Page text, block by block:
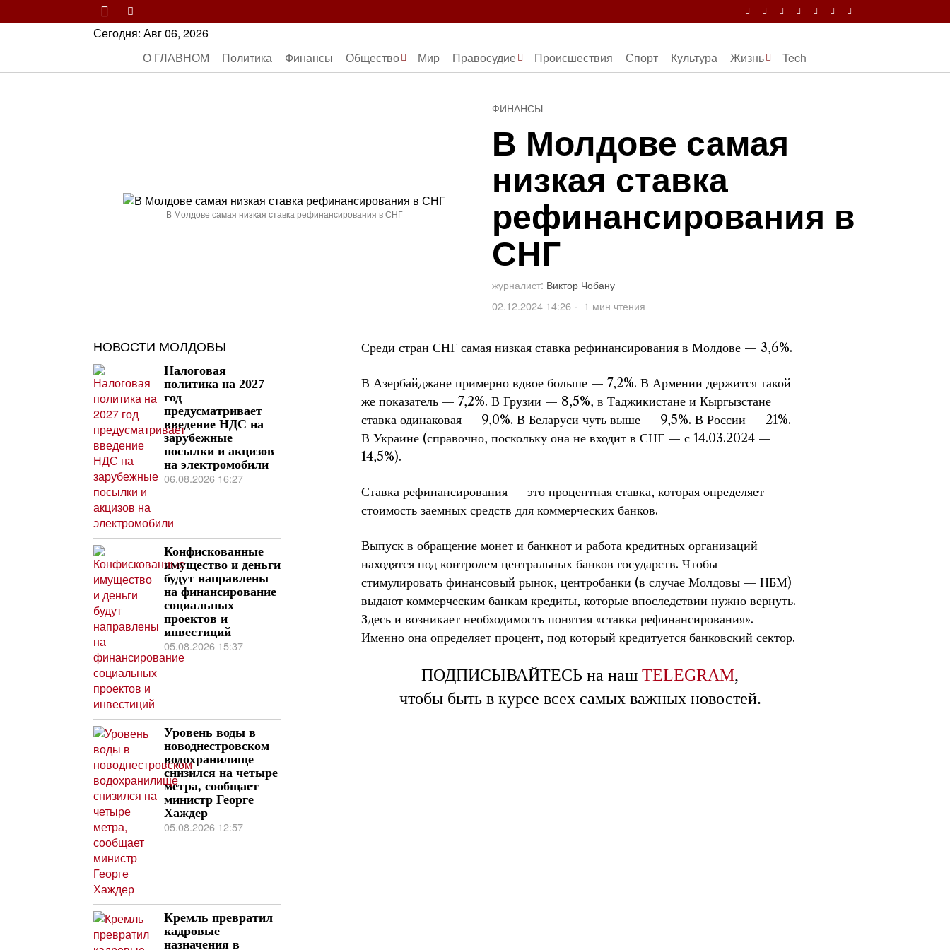
Сегодня: Авг 06, 2026
О ГЛАВНОМ
Политика Финансы Общество Мир Правосудие Происшествия Спорт Культура Жизнь Tech
В Молдове самая низкая ставка рефинансирования в СНГ
ФИНАНСЫ
В Молдове самая
низкая ставка
рефинансирования в
СНГ
журналист: Виктор Чобану
02.12.2024 14:26
1 мин чтения
Среди стран СНГ самая низкая ставка рефинансирования в Молдове — 3,6%.
В Азербайджане примерно вдвое больше — 7,2%. В Армении держится такой
же показатель — 7,2%. В Грузии — 8,5%, в Таджикистане и Кыргызстане
ставка одинаковая — 9,0%. В Беларуси чуть выше — 9,5%. В России — 21%.
В Украине (справочно, поскольку она не входит в СНГ — с 14.03.2024 —
14,5%).
Ставка рефинансирования — это процентная ставка, которая определяет
стоимость заемных средств для коммерческих банков.
Выпуск в обращение монет и банкнот и работа кредитных организаций
находятся под контролем центральных банков государств. Чтобы
стимулировать финансовый рынок, центробанки (в случае Молдовы — НБМ)
выдают коммерческим банкам кредиты, которые впоследствии нужно вернуть.
Здесь и возникает необходимость понятия «ставка рефинансирования».
Именно она определяет процент, под который кредитуется банковский сектор.
ПОДПИСЫВАЙТЕСЬ на наш TELEGRAM,
чтобы быть в курсе всех самых важных новостей.
НОВОСТИ МОЛДОВЫ
Налоговая
политика на 2027
год
предусматривает
введение НДС на
зарубежные
посылки и акцизов
на электромобили
06.08.2026 16:27
Конфискованные
имущество и деньги
будут направлены
на финансирование
социальных
проектов и
инвестиций
05.08.2026 15:37
Уровень воды в
новоднестровском
водохранилище
снизился на четыре
метра, сообщает
министр Георге
Хаждер
05.08.2026 12:57
Кремль превратил
кадровые
назначения в